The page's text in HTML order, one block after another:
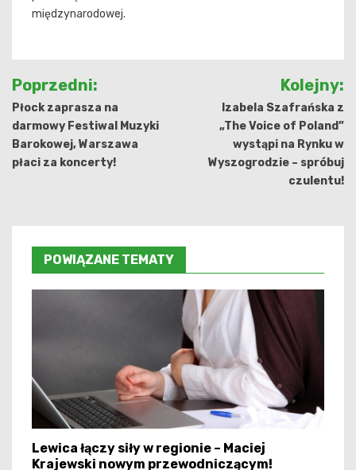
międzynarodowej.
Nawigacja
wpisu
Poprzedni:
Płock zaprasza na
darmowy Festiwal Muzyki
Barokowej, Warszawa
płaci za koncerty!
Kolejny:
Izabela Szafrańska z
„The Voice of Poland”
wystąpi na Rynku w
Wyszogrodzie – spróbuj
czulentu!
POWIĄZANE TEMATY
Lewica łączy siły w regionie – Maciej
Krajewski nowym przewodniczącym!